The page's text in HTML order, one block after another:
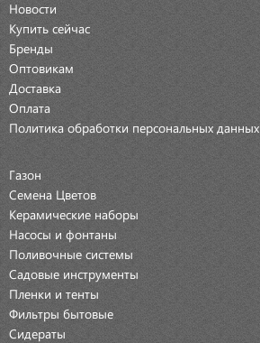
Новости
Купить сейчас
Бренды
Оптовикам
Доставка
Оплата
Политика обработки персональных данных
Газон
Семена Цветов
Керамические наборы
Насосы и фонтаны
Поливочные системы
Садовые инструменты
Пленки и тенты
Фильтры бытовые
Сидераты